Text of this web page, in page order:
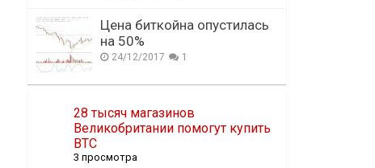
Цена биткойна опустилась
на 50%
24/12/2017 1
28 тысяч магазинов
Великобритании помогут купить
BTC
3 просмотра